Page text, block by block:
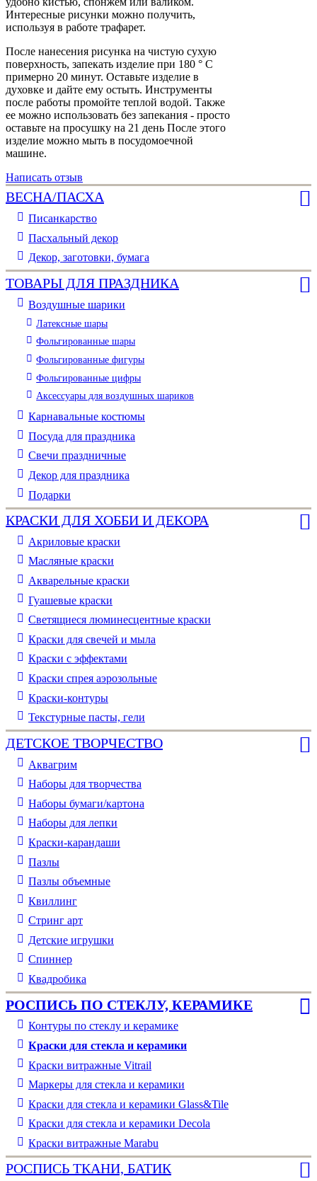
Интересные рисунки можно получить,
используя в работе трафарет.
После нанесения рисунка на чистую сухую
поверхность, запекать изделие при 180 ° C
примерно 20 минут. Оставьте изделие в
духовке и дайте ему остыть. Инструменты
после работы промойте теплой водой. Также
ее можно использовать без запекания - просто
оставьте на просушку на 21 день После этого
изделие можно мыть в посудомоечной
машине.
Написать отзыв
ВЕСНА/ПАСХА
Писанкарство
Пасхальный декор
Декор, заготовки, бумага
ТОВАРЫ ДЛЯ ПРАЗДНИКА
Воздушные шарики
Латексные шары
Фольгированные шары
Фольгированные фигуры
Фольгированные цифры
Аксессуары для воздушных шариков
Карнавальные костюмы
Посуда для праздника
Свечи праздничные
Декор для праздника
Подарки
КРАСКИ ДЛЯ ХОББИ И ДЕКОРА
Акриловые краски
Масляные краски
Акварельные краски
Гуашевые краски
Светящиеся люминесцентные краски
Краски для свечей и мыла
Краски с эффектами
Краски спрея аэрозольные
Краски-контуры
Текстурные пасты, гели
ДЕТСКОЕ ТВОРЧЕСТВО
Аквагрим
Наборы для творчества
Наборы бумаги/картона
Наборы для лепки
Краски-карандаши
Пазлы
Пазлы объемные
Квиллинг
Стринг арт
Детские игрушки
Спиннер
Квадробика
РОСПИСЬ ПО СТЕКЛУ, КЕРАМИКЕ
Контуры по стеклу и керамике
Краски для стекла и керамики
Краски витражные Vitrail
Маркеры для стекла и керамики
Краски для стекла и керамики Glass&Tile
Краски для стекла и керамики Decola
Краски витражные Marabu
РОСПИСЬ ТКАНИ, БАТИК